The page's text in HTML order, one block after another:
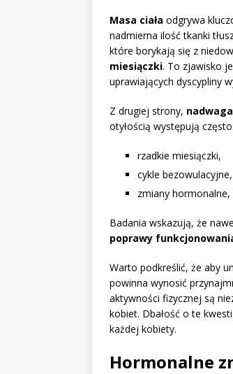
Masa ciała odgrywa
nadmierna ilość tkanki
które borykają się z
miesiączki. To zjawisko
uprawiających dyscypliny
Z drugiej strony, nadwaga
otyłością występują często:
rzadkie miesiączki,
cykle bezowulacyjne,
zmiany hormonalne,
Badania wskazują, że
poprawy
Warto podkreślić, że aby
powinna wynosić
aktywności fizycznej są
kobiet. Dbałość o te
każdej kobiety.
Hormonalne